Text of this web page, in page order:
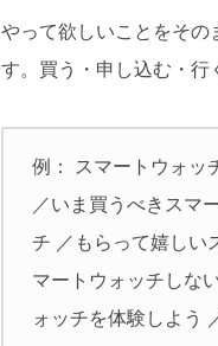
やって欲しいことをその
す。買う・申し込む・行
例： スマートウォッ
／いま買うべきスマ
チ ／もらって嬉しい
マートウォッチしな
ォッチを体験しよう